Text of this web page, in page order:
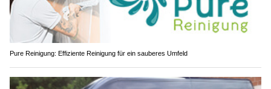
Pure Reinigung: Effiziente Reinigung für ein sauberes Umfeld